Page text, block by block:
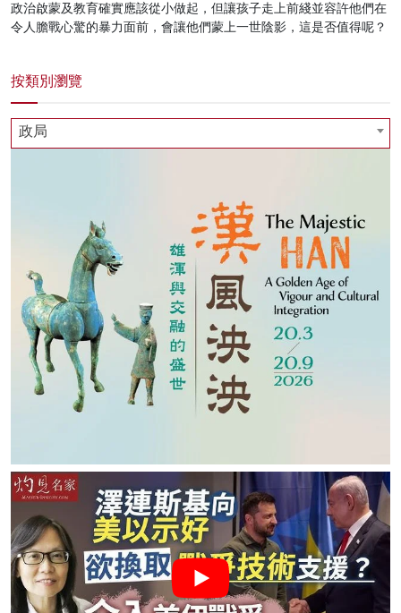
政治啟蒙及教育確實應該從小做起，但讓孩子走上前綫並容許他們在
令人膽戰心驚的暴力面前，會讓他們蒙上一世陰影，這是否值得呢？
按類別瀏覽
政局